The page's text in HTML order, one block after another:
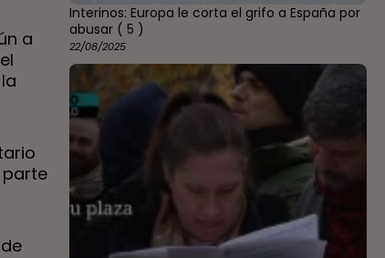
Interinos: Europa le corta el grifo a España por
abusar ( 5 )
22/08/2025
a
parte